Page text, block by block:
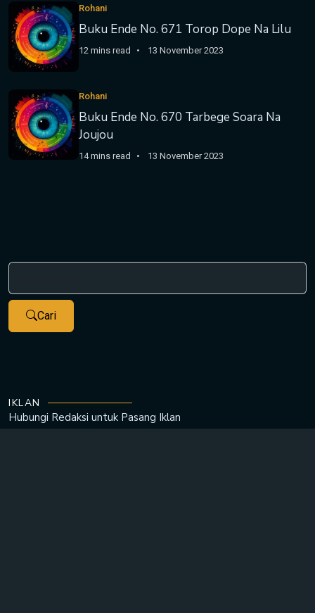
Rohani
Buku Ende No. 671 Torop Dope Na Lilu
12 mins read 13 November 2023
Rohani
Buku Ende No. 670 Tarbege Soara Na
Joujou
14 mins read 13 November 2023
Cari
IKLAN
Hubungi Redaksi untuk Pasang Iklan